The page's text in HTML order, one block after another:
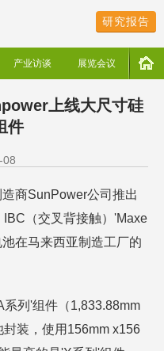
研究报告
产业访谈 展览会议
上线大尺寸硅
件
08
商SunPower公司推出
（交叉背接触）'Maxe
在马来西亚制造工厂的
系列'组件（1,833.88mm
装，使用156mm x156